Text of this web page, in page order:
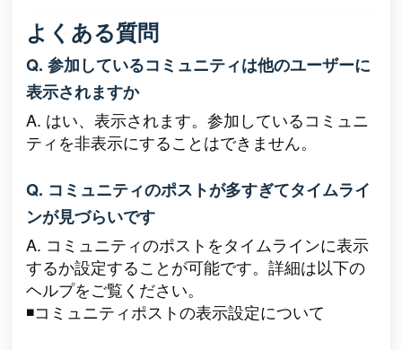
よくある質問
Q. 参加しているコミュニティは他のユーザーに
表示されますか
A. はい、表示されます。参加しているコミュニ
ティを非表示にすることはできません。
Q. コミュニティのポストが多すぎてタイムライ
ンが見づらいです
A. コミュニティのポストをタイムラインに表示
するか設定することが可能です。詳細は以下の
ヘルプをご覧ください。
◾️コミュニティポストの表示設定について